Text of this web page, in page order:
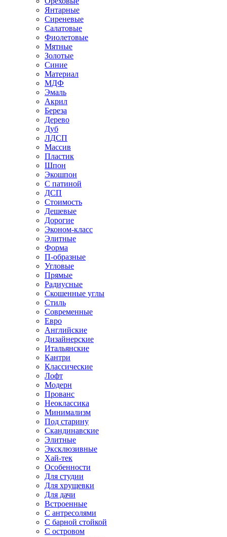
Янтарные
Сиреневые
Салатовые
Фиолетовые
Мятные
Золотые
Синие
Материал
МДФ
Эмаль
Акрил
Береза
Дерево
Дуб
ЛДСП
Массив
Пластик
Шпон
Экошпон
С патиной
ДСП
Стоимость
Дешевые
Дорогие
Эконом-класс
Элитные
Форма
П-образные
Угловые
Прямые
Радиусные
Скошенные углы
Стиль
Современные
Евро
Английские
Дизайнерские
Итальянские
Кантри
Классические
Лофт
Модерн
Прованс
Неоклассика
Минимализм
Под старину
Скандинавские
Элитные
Эксклюзивные
Хай-тек
Особенности
Для студии
Для хрущевки
Для дачи
Встроенные
С антресолями
С барной стойкой
С островом